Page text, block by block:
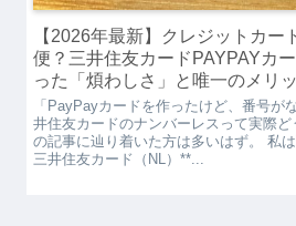
【2026年最新】クレジットカー
便？三井住友カードPAYPAYカ
った「煩わしさ」と唯一のメリ
「PayPayカードを作ったけど、番号
井住友カードのナンバーレスって実際
の記事に辿り着いた方は多いはず。 私
三井住友カード（NL）**...